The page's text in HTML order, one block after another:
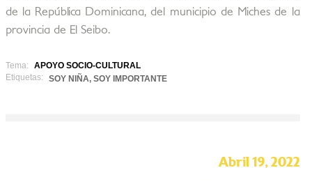
de la República Dominicana, del municipio de Miches de la
provincia de El Seibo.
Tema:
APOYO SOCIO-CULTURAL
Etiquetas:
SOY NIÑA, SOY IMPORTANTE
Abril 19, 2022